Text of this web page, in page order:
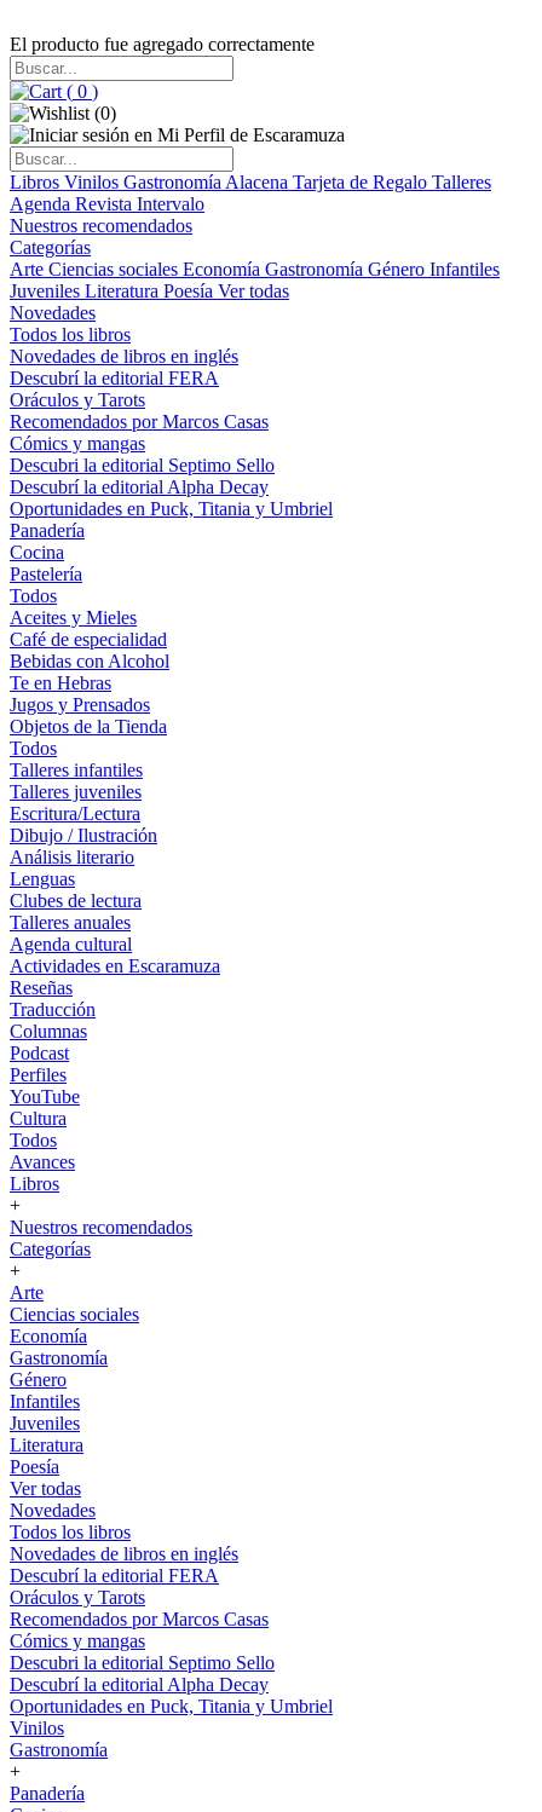
El producto fue agregado correctamente
( 0 )
(0)
Libros Vinilos Gastronomía Alacena Tarjeta de Regalo Talleres
Agenda Revista Intervalo
Nuestros recomendados
Categorías
Arte Ciencias sociales Economía Gastronomía Género Infantiles
Juveniles Literatura Poesía Ver todas
Novedades
Todos los libros
Novedades de libros en inglés
Descubrí la editorial FERA
Oráculos y Tarots
Recomendados por Marcos Casas
Cómics y mangas
Descubri la editorial Septimo Sello
Descubrí la editorial Alpha Decay
Oportunidades en Puck, Titania y Umbriel
Panadería
Cocina
Pastelería
Todos
Aceites y Mieles
Café de especialidad
Bebidas con Alcohol
Te en Hebras
Jugos y Prensados
Objetos de la Tienda
Todos
Talleres infantiles
Talleres juveniles
Escritura/Lectura
Dibujo / Ilustración
Análisis literario
Lenguas
Clubes de lectura
Talleres anuales
Agenda cultural
Actividades en Escaramuza
Reseñas
Traducción
Columnas
Podcast
Perfiles
YouTube
Cultura
Todos
Avances
Libros
+
Nuestros recomendados
Categorías
+
Arte
Ciencias sociales
Economía
Gastronomía
Género
Infantiles
Juveniles
Literatura
Poesía
Ver todas
Novedades
Todos los libros
Novedades de libros en inglés
Descubrí la editorial FERA
Oráculos y Tarots
Recomendados por Marcos Casas
Cómics y mangas
Descubri la editorial Septimo Sello
Descubrí la editorial Alpha Decay
Oportunidades en Puck, Titania y Umbriel
Vinilos
Gastronomía
+
Panadería